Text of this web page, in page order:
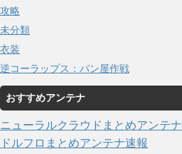
攻略
未分類
衣装
逆コーラップス：パン屋作戦
おすすめアンテナ
ニューラルクラウドまとめアンテナ
ドルフロまとめアンテナ速報